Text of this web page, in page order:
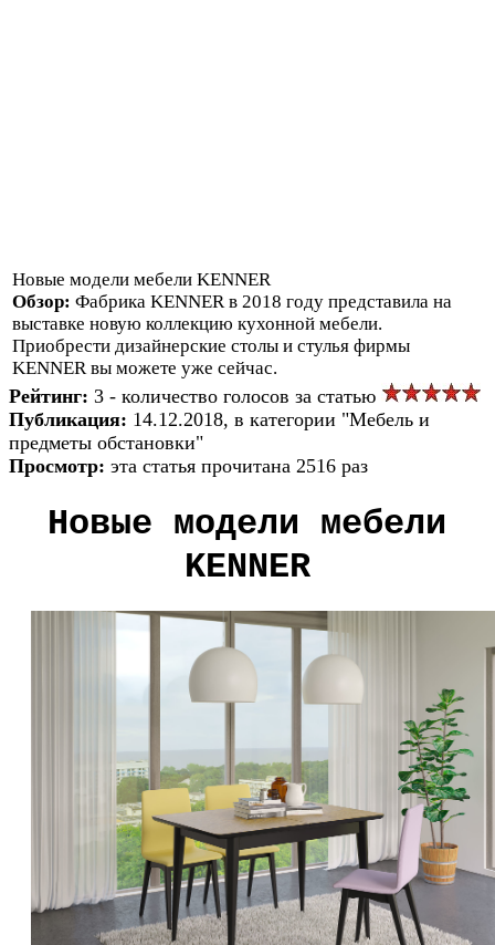
Новые модели мебели KENNER
Обзор: Фабрика KENNER в 2018 году представила на
выставке новую коллекцию кухонной мебели.
Приобрести дизайнерские столы и стулья фирмы
KENNER вы можете уже сейчас.
Рейтинг: 3 - количество голосов за статью
Публикация: 14.12.2018, в категории "Мебель и
предметы обстановки"
Просмотр: эта статья прочитана 2516 раз
Новые модели мебели
KENNER